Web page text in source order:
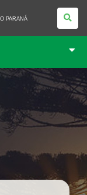
PARANÁ